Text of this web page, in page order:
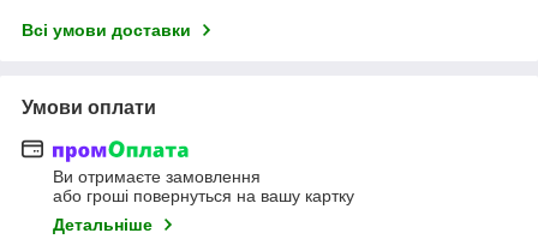
Всі умови доставки
Умови оплати
Ви отримаєте замовлення
або гроші повернуться на вашу картку
Детальніше